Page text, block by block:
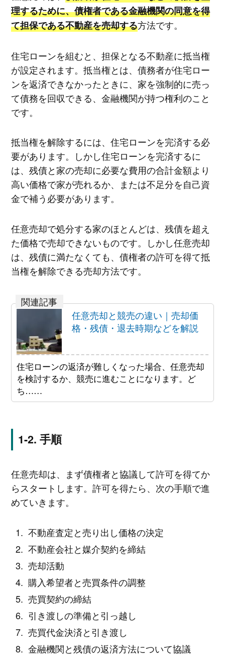
理するために、債権者である金融機関の同意を得
て担保である不動産を売却する方法です。
住宅ローンを組むと、担保となる不動産に抵当権
が設定されます。抵当権とは、債務者が住宅ロー
ンを返済できなかったときに、家を強制的に売っ
て債務を回収できる、金融機関が持つ権利のこと
です。
抵当権を解除するには、住宅ローンを完済する必
要があります。しかし住宅ローンを完済するに
は、残債と家の売却に必要な費用の合計金額より
高い価格で家が売れるか、または不足分を自己資
金で補う必要があります。
任意売却で処分する家のほとんどは、残債を超え
た価格で売却できないものです。しかし任意売却
は、残債に満たなくても、債権者の許可を得て抵
当権を解除できる売却方法です。
任意売却と競売の違い｜売却価
格・残債・退去時期などを解説
住宅ローンの返済が難しくなった場合、任意売却
を検討するか、競売に進むことになります。ど
ち……
手順
任意売却は、まず債権者と協議して許可を得てか
らスタートします。許可を得たら、次の手順で進
めていきます。
不動産査定と売り出し価格の決定
不動産会社と媒介契約を締結
売却活動
購入希望者と売買条件の調整
売買契約の締結
引き渡しの準備と引っ越し
売買代金決済と引き渡し
金融機関と残債の返済方法について協議